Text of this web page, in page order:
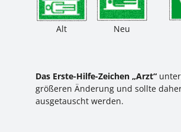
Alt Neu
Das Erste-Hilfe-Zeichen „Arzt“
größeren Änderung und sollte
ausgetauscht werden.